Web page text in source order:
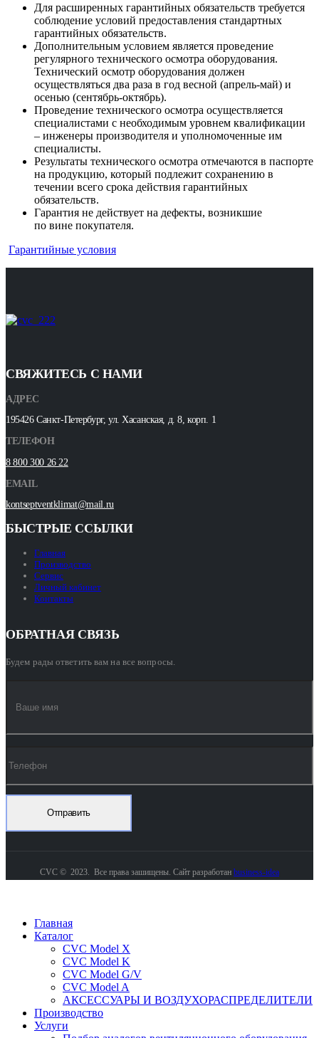
Для расширенных гарантийных обязательств требуется
соблюдение условий предоставления стандартных
гарантийных обязательств.
Дополнительным условием является проведение
регулярного технического осмотра оборудования.
Технический осмотр оборудования должен
осуществляться два раза в год весной (апрель-май) и
осенью (сентябрь-октябрь).
Проведение технического осмотра осуществляется
специалистами с необходимым уровнем квалификации
– инженеры производителя и уполномоченные им
специалисты.
Результаты технического осмотра отмечаются в паспорте
на продукцию, который подлежит сохранению в
течении всего срока действия гарантийных
обязательств.
Гарантия не действует на дефекты, возникшие
по вине покупателя.
Гарантийные условия
СВЯЖИТЕСЬ С НАМИ
АДРЕС
195426 Санкт-Петербург, ул. Хасанская, д. 8, корп. 1
ТЕЛЕФОН
8 800 300 26 22
EMAIL
kontseptventklimat@mail.ru
БЫСТРЫЕ ССЫЛКИ
Главная
Производство
Сервис
Личный кабинет
Контакты
ОБРАТНАЯ СВЯЗЬ
Будем рады ответить вам на все вопросы.
CVC © 2023. Все права зашищены. Сайт разработан business-idea
Главная
Каталог
CVC Model X
CVC Model K
CVC Model G/V
CVC Model A
АКСЕССУАРЫ И ВОЗДУХОРАСПРЕДЕЛИТЕЛИ
Производство
Услуги